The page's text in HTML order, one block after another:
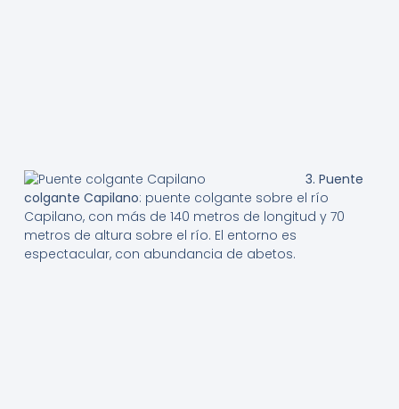
3. Puente
colgante Capilano: puente colgante sobre el río
Capilano, con más de 140 metros de longitud y 70
metros de altura sobre el río. El entorno es
espectacular, con abundancia de abetos.